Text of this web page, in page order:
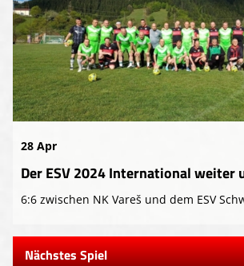
28 Apr
Der ESV 2024 International weiter
6:6 zwischen NK Vareš und dem ESV
Nächstes Spiel